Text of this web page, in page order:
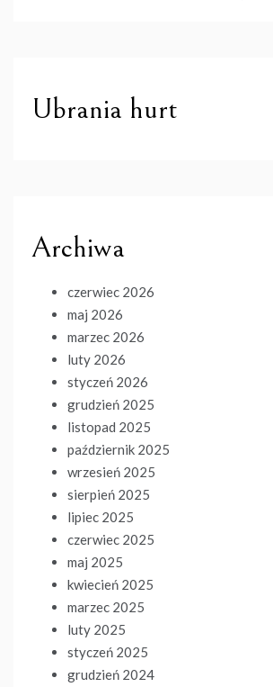
Ubrania hurt
Archiwa
czerwiec 2026
maj 2026
marzec 2026
luty 2026
styczeń 2026
grudzień 2025
listopad 2025
październik 2025
wrzesień 2025
sierpień 2025
lipiec 2025
czerwiec 2025
maj 2025
kwiecień 2025
marzec 2025
luty 2025
styczeń 2025
grudzień 2024